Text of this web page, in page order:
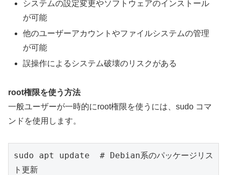
システムの設定変更やソフトウェアのインストール
が可能
他のユーザーアカウントやファイルシステムの管理
が可能
誤操作によるシステム破壊のリスクがある
root権限を使う方法
一般ユーザーが一時的にroot権限を使うには、sudo コマ
ンドを使用します。
sudo apt update  # Debian系のパッケージリス
ト更新